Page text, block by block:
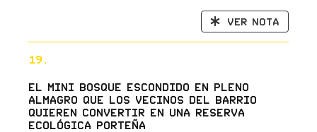
Ver nota
19.
El mini bosque escondido en pleno
Almagro que los vecinos del barrio
quieren convertir en una reserva
ecológica porteña